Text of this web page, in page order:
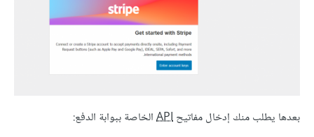
بعدها يطلب منك إدخال مفاتيحAPIالخاصة ببوابة الدفع: